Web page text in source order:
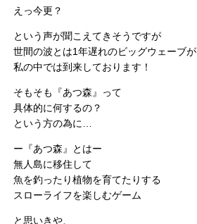
えっ今更？
という声が聞こえてきそうですが
世間の波とは1年遅れのビッグウェーブが
私の中では到来しております！
そもそも『あつ森』って
具体的に何するの？
という方の為に…
ー『あつ森』とはー
無人島に移住して
魚を釣ったり植物を育てたりする
スローライフを楽しむゲーム
と思いきや、